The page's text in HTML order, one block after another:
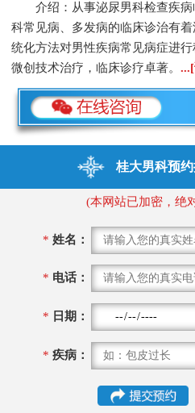
介绍：从事泌尿男科检查疾
科常见病、多发病的临床诊治有
统化方法对男性疾病常见病症进
微创技术治疗，临床诊疗卓著。
桂大男科预
(本网站已加密，绝
* 姓名：
* 电话：
* 日期：
* 疾病：